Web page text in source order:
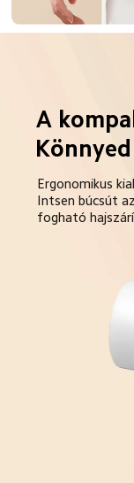
A
Ergonomikus
Intsen búcsút
fogható